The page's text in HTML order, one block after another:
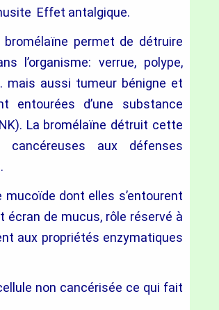
Effet antalgique.
permet de détruire
l’organisme: verrue, polype,
mais aussi tumeur bénigne et
entourées d’une substance
La bromélaïne détruit cette
aux défenses
dont elles s’entourent
écran de mucus, rôle réservé à
aux propriétés enzymatiques
non cancérisée ce qui fait